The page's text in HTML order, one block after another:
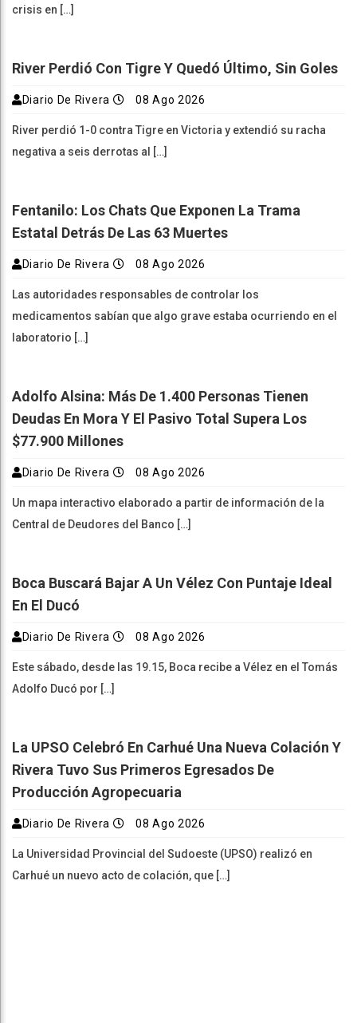
crisis en […]
River Perdió Con Tigre Y Quedó Último, Sin Goles
Diario De Rivera 08 Ago 2026
River perdió 1-0 contra Tigre en Victoria y extendió su racha
negativa a seis derrotas al […]
Fentanilo: Los Chats Que Exponen La Trama
Estatal Detrás De Las 63 Muertes
Diario De Rivera 08 Ago 2026
Las autoridades responsables de controlar los
medicamentos sabían que algo grave estaba ocurriendo en el
laboratorio […]
Adolfo Alsina: Más De 1.400 Personas Tienen
Deudas En Mora Y El Pasivo Total Supera Los
$77.900 Millones
Diario De Rivera 08 Ago 2026
Un mapa interactivo elaborado a partir de información de la
Central de Deudores del Banco […]
Boca Buscará Bajar A Un Vélez Con Puntaje Ideal
En El Ducó
Diario De Rivera 08 Ago 2026
Este sábado, desde las 19.15, Boca recibe a Vélez en el Tomás
Adolfo Ducó por […]
La UPSO Celebró En Carhué Una Nueva Colación Y
Rivera Tuvo Sus Primeros Egresados De
Producción Agropecuaria
Diario De Rivera 08 Ago 2026
La Universidad Provincial del Sudoeste (UPSO) realizó en
Carhué un nuevo acto de colación, que […]